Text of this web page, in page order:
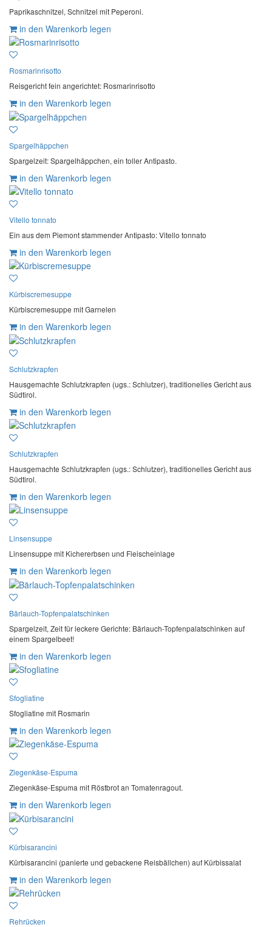
Paprikaschnitzel, Schnitzel mit Peperoni.
in den Warenkorb legen
Rosmarinrisotto
Reisgericht fein angerichtet: Rosmarinrisotto
in den Warenkorb legen
Spargelhäppchen
Spargelzeit: Spargelhäppchen, ein toller Antipasto.
in den Warenkorb legen
Vitello tonnato
Ein aus dem Piemont stammender Antipasto: Vitello tonnato
in den Warenkorb legen
Kürbiscremesuppe
Kürbiscremesuppe mit Garnelen
in den Warenkorb legen
Schlutzkrapfen
Hausgemachte Schlutzkrapfen (ugs.: Schlutzer), traditionelles Gericht aus
Südtirol.
in den Warenkorb legen
Schlutzkrapfen
Hausgemachte Schlutzkrapfen (ugs.: Schlutzer), traditionelles Gericht aus
Südtirol.
in den Warenkorb legen
Linsensuppe
Linsensuppe mit Kichererbsen und Fleischeinlage
in den Warenkorb legen
Bärlauch-Topfenpalatschinken
Spargelzeit, Zeit für leckere Gerichte: Bärlauch-Topfenpalatschinken auf
einem Spargelbeet!
in den Warenkorb legen
Sfogliatine
Sfogliatine mit Rosmarin
in den Warenkorb legen
Ziegenkäse-Espuma
Ziegenkäse-Espuma mit Röstbrot an Tomatenragout.
in den Warenkorb legen
Kürbisarancini
Kürbisarancini (panierte und gebackene Reisbällchen) auf Kürbissalat
in den Warenkorb legen
Rehrücken